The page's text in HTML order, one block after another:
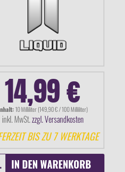
14,99 €
10 Milliliter (149,90 € / 100 Milliliter)
inkl. MwSt.zzgl. Versandkosten
BIS ZU 7 WERKTAGE
IN DEN WARENKORB